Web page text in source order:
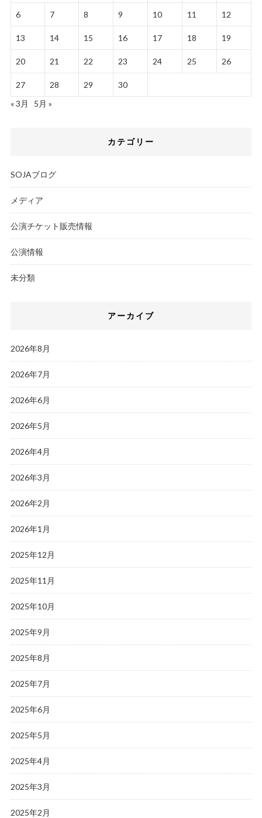
6 7 8 9 10 11 12
13 14 15 16 17 18 19
20 21 22 23 24 25 26
27 28 29
30
« 3月
5月 »
カテゴリー
SOJAブログ
メディア
公演チケット販売情報
公演情報
未分類
アーカイブ
2026年8月
2026年7月
2026年6月
2026年5月
2026年4月
2026年3月
2026年2月
2026年1月
2025年12月
2025年11月
2025年10月
2025年9月
2025年8月
2025年7月
2025年6月
2025年5月
2025年4月
2025年3月
2025年2月